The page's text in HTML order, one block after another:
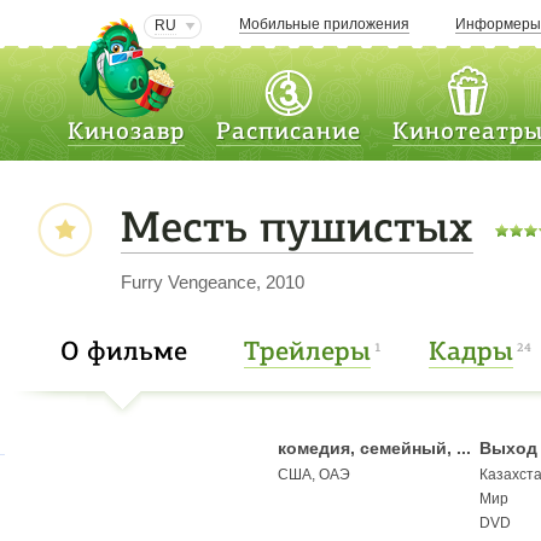
RU Мобильные приложения Информеры
Кинозавр Расписание
Месть пушистых
Furry Vengeance, 2010
О фильме Трейлеры 1 Кадры 24
комедия, семейный, ... Выход
США, ОАЭ
Мир
DVD